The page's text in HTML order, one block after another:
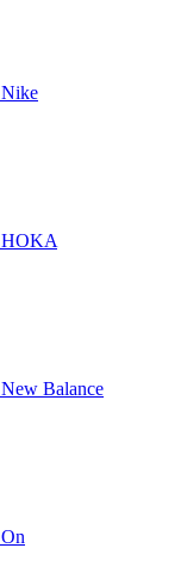
Nike
HOKA
New Balance
On